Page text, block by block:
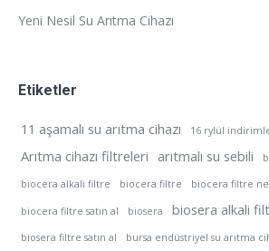
Yeni Nesil Su Arıtma Cihazı
Etiketler
11 aşamalı su arıtma cihazı 16 rylül
Arıtma cihazı filtreleri arıtmalı su sebili
biocera alkali filtre biocera filtre biocera filtre
biocera filtre satın al biosera biosera alkali
biosera filtre satın al bursa endüstriyel su arıtma